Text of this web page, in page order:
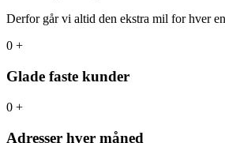
Derfor går vi altid den ekstra mil for hver
0 +
Glade faste kunder
0 +
Adresser hver måned